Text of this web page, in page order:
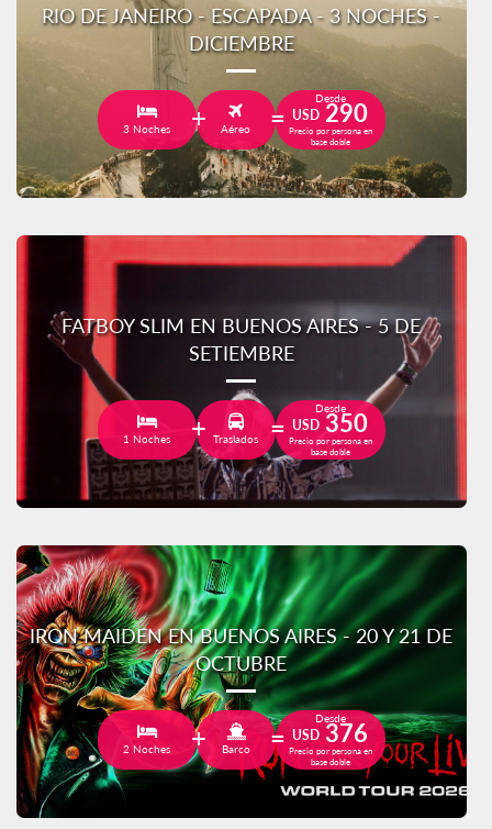
RIO DE JANEIRO - ESCAPADA - 3 NOCHES -
DICIEMBRE
3 Noches Aéreo
Desde
USD 290
Precio por persona en
base doble
FATBOY SLIM EN BUENOS AIRES - 5 DE
SETIEMBRE
1 Noches Traslados
Desde
USD 350
Precio por persona en
base doble
IRON MAIDEN EN BUENOS AIRES - 20 Y 21 DE
OCTUBRE
2 Noches Barco
Desde
USD 376
Precio por persona en
base doble